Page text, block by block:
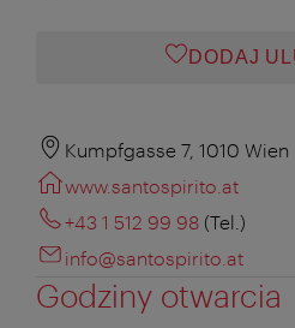
DODAJ
Kumpfgasse 7, 1010 Wien
www.santospirito.at
+43 1 512 99 98 (Tel.)
info@santospirito.at
Godziny otwarcia